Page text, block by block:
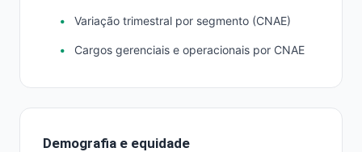
Variação trimestral por segmento (CNAE)
Cargos gerenciais e operacionais por CNAE
Demografia e equidade